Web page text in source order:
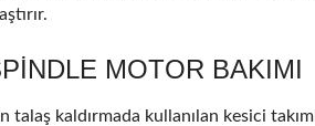
MOTOR BAKIMI
talaş kaldırmada kullanılan kesici